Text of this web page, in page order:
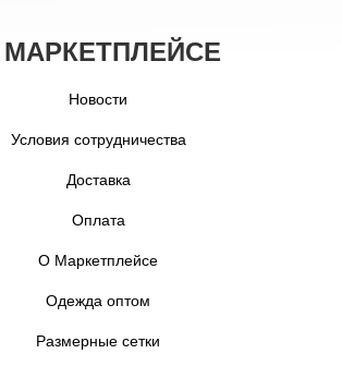
Новости
Условия сотрудничества
Доставка
Оплата
О Маркетплейсе
Одежда оптом
Размерные сетки